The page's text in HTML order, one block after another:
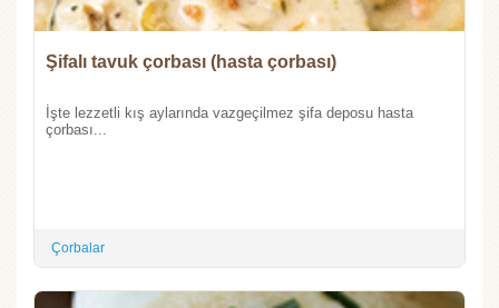
Şifalı tavuk çorbası (hasta çorbası)
İşte lezzetli kış aylarında vazgeçilmez şifa deposu hasta
çorbası...
Çorbalar